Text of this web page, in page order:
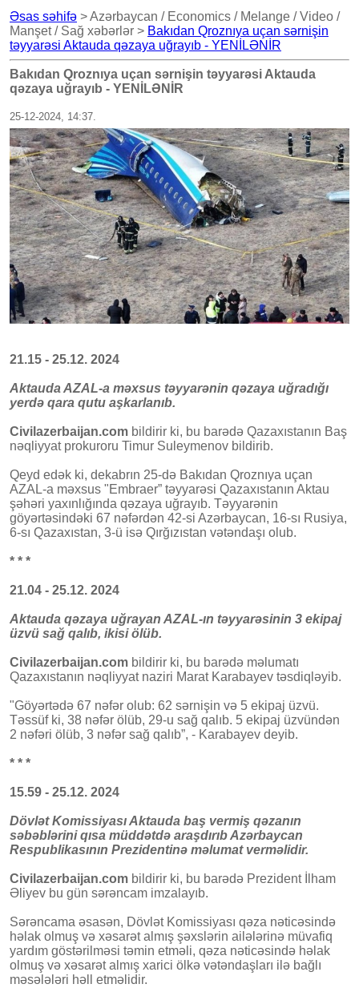
Əsas səhifə > Azərbaycan / Economics / Melange / Video /
Manşet / Sağ xəbərlər > Bakıdan Qroznıya uçan sərnişin
təyyarəsi Aktauda qəzaya uğrayıb - YENİLƏNİR
Bakıdan Qroznıya uçan sərnişin təyyarəsi Aktauda
qəzaya uğrayıb - YENİLƏNİR
25-12-2024, 14:37.
21.15 - 25.12. 2024
Aktauda AZAL-a məxsus təyyarənin qəzaya uğradığı
yerdə qara qutu aşkarlanıb.
Civilazerbaijan.com bildirir ki, bu barədə Qazaxıstanın Baş
nəqliyyat prokuroru Timur Suleymenov bildirib.
Qeyd edək ki, dekabrın 25-də Bakıdan Qroznıya uçan
AZAL-a məxsus "Embraer” təyyarəsi Qazaxıstanın Aktau
şəhəri yaxınlığında qəzaya uğrayıb. Təyyarənin
göyərtəsindəki 67 nəfərdən 42-si Azərbaycan, 16-sı Rusiya,
6-sı Qazaxıstan, 3-ü isə Qırğızıstan vətəndaşı olub.
* * *
21.04 - 25.12. 2024
Aktauda qəzaya uğrayan AZAL-ın təyyarəsinin 3 ekipaj
üzvü sağ qalıb, ikisi ölüb.
Civilazerbaijan.com bildirir ki, bu barədə məlumatı
Qazaxıstanın nəqliyyat naziri Marat Karabayev təsdiqləyib.
"Göyərtədə 67 nəfər olub: 62 sərnişin və 5 ekipaj üzvü.
Təssüf ki, 38 nəfər ölüb, 29-u sağ qalıb. 5 ekipaj üzvündən
2 nəfəri ölüb, 3 nəfər sağ qalıb”, - Karabayev deyib.
* * *
15.59 - 25.12. 2024
Dövlət Komissiyası Aktauda baş vermiş qəzanın
səbəblərini qısa müddətdə araşdırıb Azərbaycan
Respublikasının Prezidentinə məlumat verməlidir.
Civilazerbaijan.com bildirir ki, bu barədə Prezident İlham
Əliyev bu gün sərəncam imzalayıb.
Sərəncama əsasən, Dövlət Komissiyası qəza nəticəsində
həlak olmuş və xəsarət almış şəxslərin ailələrinə müvafiq
yardım göstərilməsi təmin etməli, qəza nəticəsində həlak
olmuş və xəsarət almış xarici ölkə vətəndaşları ilə bağlı
məsələləri həll etməlidir.